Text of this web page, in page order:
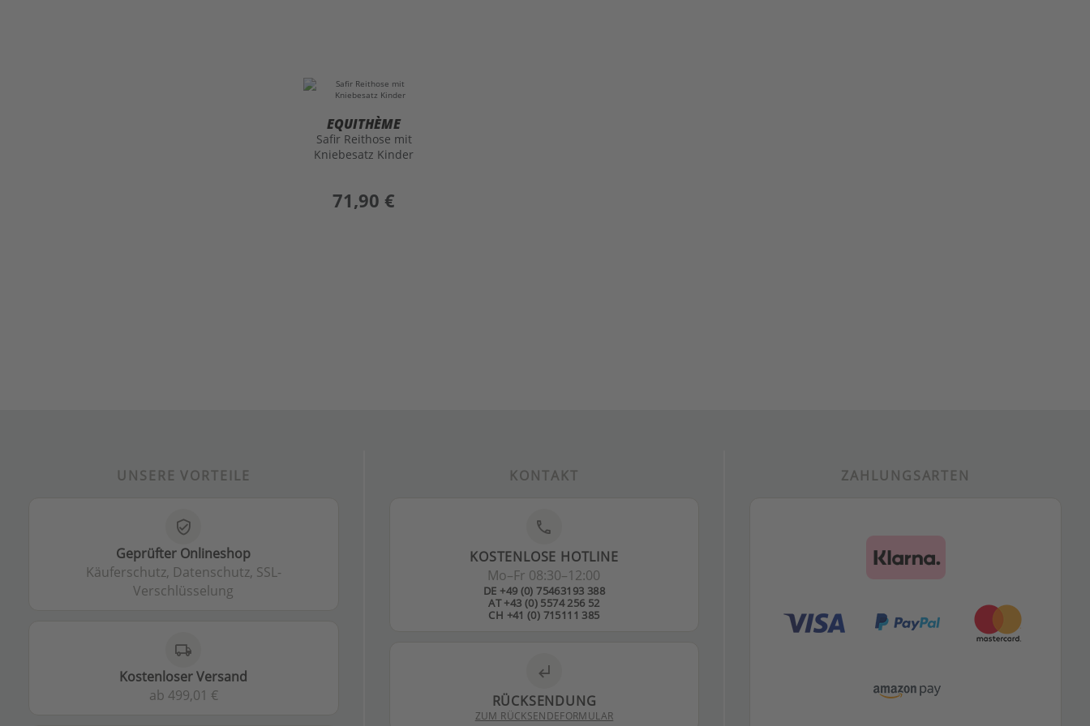
EQUITHÈME
Safir Reithose mit
Kniebesatz Kinder
preis
71,90 €
UNSERE VORTEILE
verified_user
Geprüfter Onlineshop
Käuferschutz, Datenschutz, SSL-
Verschlüsselung
local_shipping
Kostenloser Versand
ab 499,01 €
KONTAKT
phone
KOSTENLOSE HOTLINE
Mo–Fr 08:30–12:00
DE +49 (0) 75463193 388
AT +43 (0) 5574 256 52
CH +41 (0) 715111 385
subdirectory_arrow_left
RÜCKSENDUNG
ZUM RÜCKSENDEFORMULAR
ZAHLUNGSARTEN